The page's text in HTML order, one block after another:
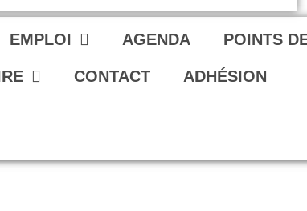
EMPLOI AGENDA POINTS
CONTACT ADHÉSION